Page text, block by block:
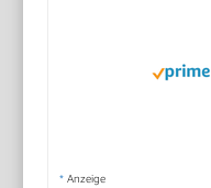
* Anzeige